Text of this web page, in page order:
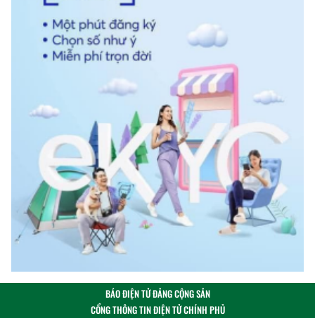
BÁO ĐIỆN TỬ ĐẢNG CỘNG SẢN
CỔNG THÔNG TIN ĐIỆN TỬ CHÍNH PHỦ